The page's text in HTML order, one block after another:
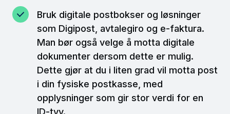
Bruk digitale postbokser og løsninger
som Digipost, avtalegiro og e-faktura.
Man bør også velge å motta digitale
dokumenter dersom dette er mulig.
Dette gjør at du i liten grad vil motta post
i din fysiske postkasse, med
opplysninger som gir stor verdi for en
ID-tyv.